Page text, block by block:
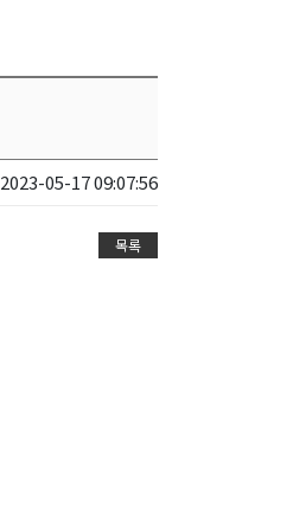
2023-05-17 09:07:56
목록